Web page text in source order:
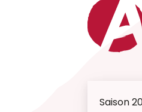
Saison